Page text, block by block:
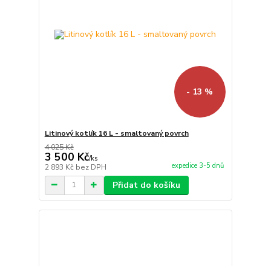
- 13 %
Litinový kotlík 16 L - smaltovaný povrch
4 025 Kč
3 500 Kč/ks
2 893 Kč bez DPH expedice 3-5 dnů
Přidat do košíku